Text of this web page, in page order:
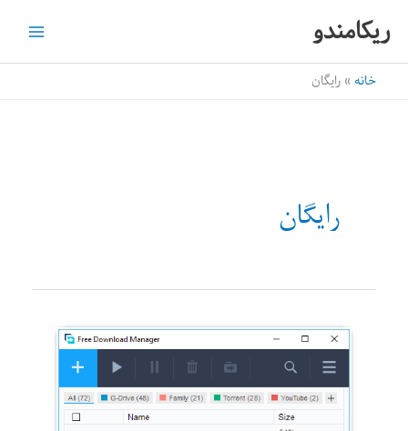
ریکامندو
خانه رایگان
رایگان